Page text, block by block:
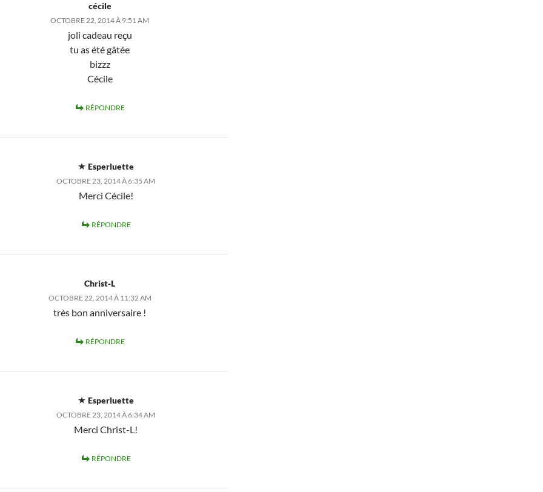
cécile
OCTOBRE 22, 2014 À 9:51 AM
joli cadeau reçu
tu as été gâtée
bizzz
Cécile
RÉPONDRE
Esperluette
OCTOBRE 23, 2014 À 6:35 AM
Merci Cécile!
RÉPONDRE
Christ-L
OCTOBRE 22, 2014 À 11:32 AM
très bon anniversaire !
RÉPONDRE
Esperluette
OCTOBRE 23, 2014 À 6:34 AM
Merci Christ-L!
RÉPONDRE